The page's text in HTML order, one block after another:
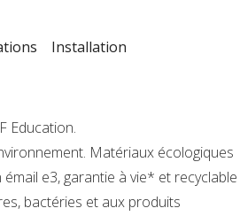
Installation
Education.
Matériaux écologiques
e3, garantie à vie* et recyclable
bactéries et aux produits